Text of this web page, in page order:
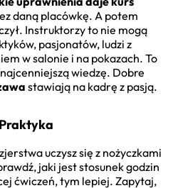
daną placówkę. A potem
Instruktorzy to nie mogą
pasjonatów, ludzi z
w salonie i na pokazach. To
wiedzę. Dobre
stawiają na kadrę z pasją.
uczysz się z nożyczkami
jaki jest stosunek godzin
ćwiczeń, tym lepiej. Zapytaj,